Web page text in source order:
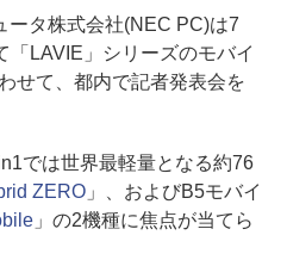
タ株式会社(NEC PC)は7
「LAVIE」シリーズのモバイ
せて、都内で記者発表会を
では世界最軽量となる約76
ZERO」、およびB5モバイ
」の2機種に焦点が当てら